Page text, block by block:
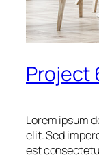
Project
Lorem ipsum
elit. Sed
est